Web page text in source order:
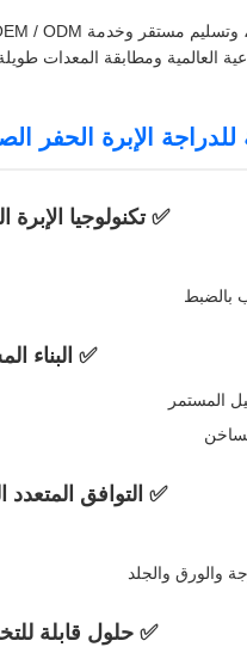
العالمية ومطابقة المعدات
للدراجة الإبرة الحفر
✅ تكنولوجيا الإبرة
بالضبط
✅ البناء
المستمر
✅ التوافق
✅ حلول قابلة